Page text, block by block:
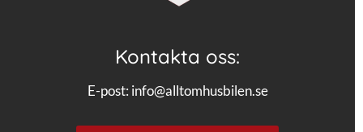
Kontakta oss:
E-post: info@alltomhusbilen.se